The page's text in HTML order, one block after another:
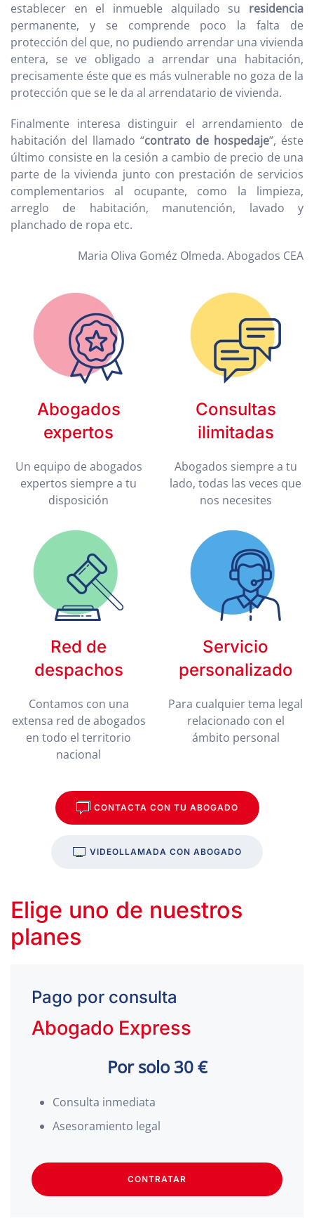
establecer en el inmueble alquilado su residencia
permanente, y se comprende poco la falta de
protección del que, no pudiendo arrendar una vivienda
entera, se ve obligado a arrendar una habitación,
precisamente éste que es más vulnerable no goza de la
protección que se le da al arrendatario de vivienda.
Finalmente interesa distinguir el arrendamiento de
habitación del llamado “contrato de hospedaje”, éste
último consiste en la cesión a cambio de precio de una
parte de la vivienda junto con prestación de servicios
complementarios al ocupante, como la limpieza,
arreglo de habitación, manutención, lavado y
planchado de ropa etc.
Maria Oliva Goméz Olmeda. Abogados CEA
Abogados
expertos
Un equipo de abogados
expertos siempre a tu
disposición
Consultas
ilimitadas
Abogados siempre a tu
lado, todas las veces que
nos necesites
Red de
despachos
Contamos con una
extensa red de abogados
en todo el territorio
nacional
Servicio
personalizado
Para cualquier tema legal
relacionado con el
ámbito personal
CONTACTA CON TU ABOGADO
VIDEOLLAMADA CON ABOGADO
Elige uno de nuestros
planes
Pago por consulta
Abogado Express
Por solo 30 €
Consulta inmediata
Asesoramiento legal
CONTRATAR